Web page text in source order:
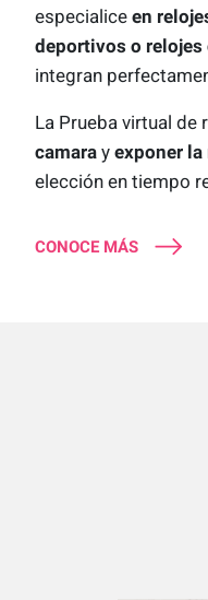
especialice en
deportivos o relojes
integran
La Prueba virtual de
camara y exponer la
elección en tiempo
CONOCE MÁS